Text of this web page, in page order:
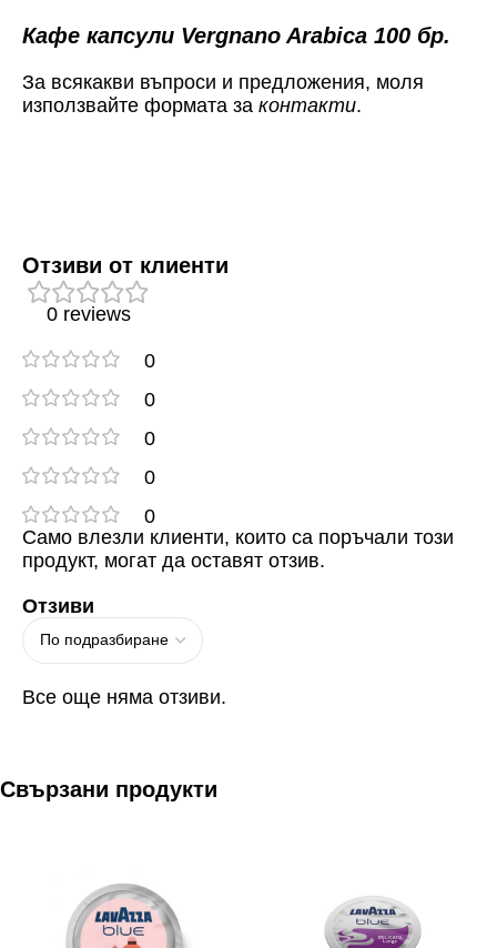
Кафе капсули Vergnano Arabica 100 бр.
За всякакви въпроси и предложения, моля
използвайте формата за контакти.
Отзиви от клиенти
0 reviews
0
0
0
0
0
Отзиви
Все още няма отзиви.
Само влезли клиенти, които са поръчали този
продукт, могат да оставят отзив.
Свързани продукти